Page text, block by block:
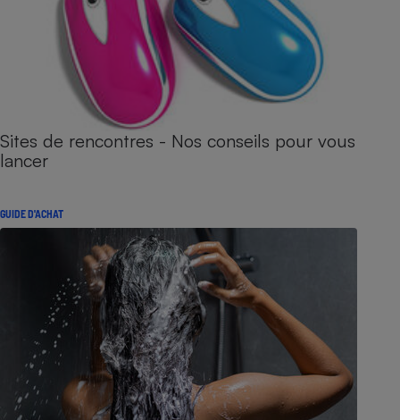
Sites de rencontres - Nos conseils pour vous
lancer
GUIDE D'ACHAT